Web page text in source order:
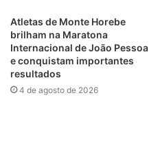
Atletas de Monte Horebe
brilham na Maratona
Internacional de João Pessoa
e conquistam importantes
resultados
4 de agosto de 2026